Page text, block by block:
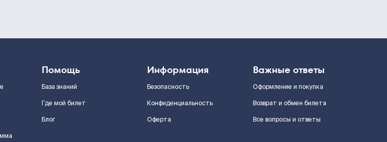
Помощь
База знаний
Где мой билет
Блог
Информация
Безопасность
Конфиденциальность
Оферта
Важные ответы
Оформление и покупка
Возврат и обмен билета
Все вопросы и ответы